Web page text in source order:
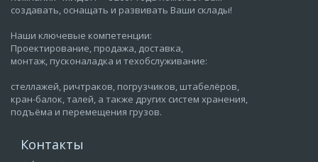
создавать, оснащать и развивать Ваши склады!
Наши ключевые компетенции:
Проектирование, продажа, доставка,
монтаж, пусконаладка и техобслуживание:
стеллажей, ричтраков, погрузчиков, штабелёров,
кран-балок, талей, а также других систем хранения,
подъёма и перемещения грузов.
Контакты